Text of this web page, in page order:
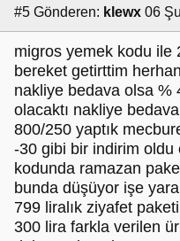
#5 Gönderen: klewx 06
migros yemek kodu ile
bereket getirttim
nakliye bedava olsa %
olacaktı nakliye
800/250 yaptık
-30 gibi bir indirim oldu
kodunda ramazan
bunda düşüyor işe
799 liralık ziyafet paketi
300 lira farkla verilen